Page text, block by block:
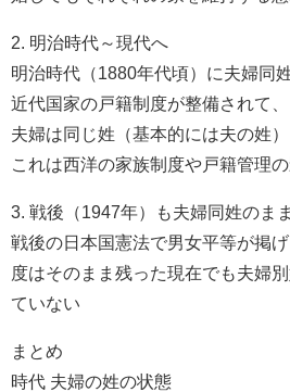
2. 明治時代～現代へ
明治時代（1880年代頃）に夫婦同
近代国家の戸籍制度が整備されて、
夫婦は同じ姓（基本的には夫の姓
これは西洋の家族制度や戸籍管理の
3. 戦後（1947年）も夫婦同姓のまま
戦後の日本国憲法で男女平等が掲
度はそのまま残った現在でも夫婦
ていない
まとめ
時代 夫婦の姓の状態